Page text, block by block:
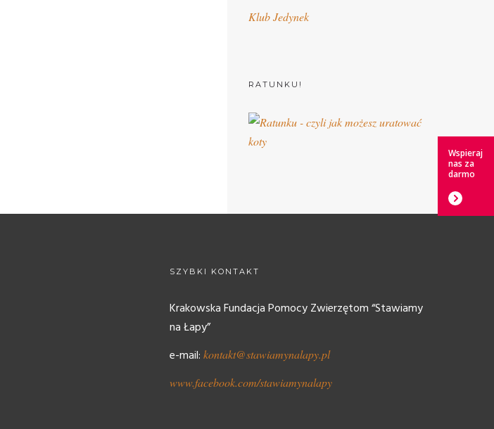
Klub Jedynek
RATUNKU!
SZYBKI KONTAKT
Krakowska Fundacja Pomocy Zwierzętom “Stawiamy
na Łapy”
e-mail: kontakt@stawiamynalapy.pl
www.facebook.com/stawiamynalapy
Wspieraj
nas za
darmo